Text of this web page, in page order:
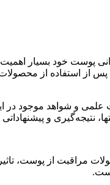
قانون که توسط تحقیقات علمی تایید شده است، بر
سپس به بررسی تحقیقات علمی
و پیشنهاداتی
تکیه دارد که در 10 ثانیه اول پس از